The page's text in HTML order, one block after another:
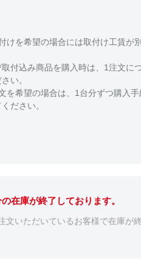
けを希望の場合には取付け工賃が
付込み商品を購入時は、1注文に
い。
を希望の場合は、1台分ずつ購入手
ださい。
在庫が終了しております。
文いただいているお客様で在庫が